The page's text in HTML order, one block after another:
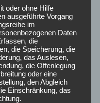
oder ohne Hilfe
ausgeführte Vorgang
im
Daten
die
die Speicherung, die
das Auslesen,
die Offenlegung
oder eine
den Abgleich
Einschränkung, das